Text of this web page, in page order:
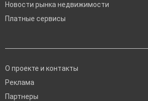
Новости рынка недвижимости
Платные сервисы
О проекте и контакты
Реклама
Партнеры